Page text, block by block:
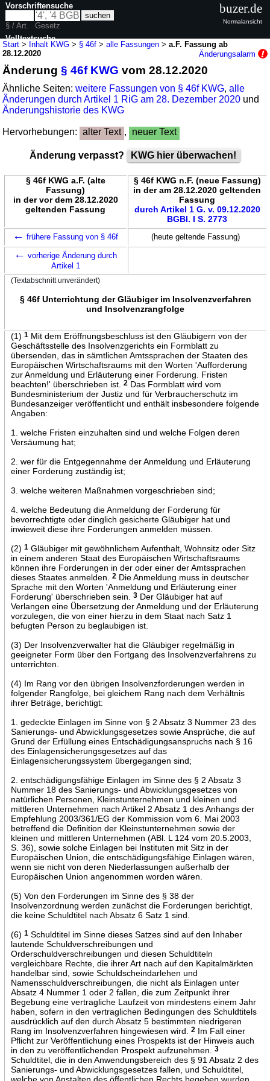
Start > Inhalt KWG > § 46f >alle Fassungen >a.F. Fassung ab
28.12.2020
Änderungsalarm
Änderung§ 46f KWG vom 28.12.2020
Ähnliche Seiten:weitere Fassungen von § 46f KWG,alle
Änderungen durch Artikel 1 RiG am 28. Dezember 2020 und
Änderungshistorie des KWG
Hervorhebungen: alter Text , neuer Text
Änderung verpasst? KWG hier überwachen!
§ 46f KWG a.F. (alte
Fassung)
in der vor dem 28.12.2020
geltenden Fassung
§ 46f KWG n.F. (neue Fassung)
in der am 28.12.2020 geltenden
Fassung
durch Artikel 1 G. v. 09.12.2020
BGBl. I S. 2773
← frühere Fassung von § 46f (heute geltende Fassung)
← vorherige Änderung durch
Artikel 1
(Textabschnitt unverändert)
§ 46f Unterrichtung der Gläubiger im Insolvenzverfahren
und Insolvenzrangfolge
(1) 1Mit dem Eröffnungsbeschluss ist den Gläubigern von der
Geschäftsstelle des Insolvenzgerichts ein Formblatt zu
übersenden, das in sämtlichen Amtssprachen der Staaten des
Europäischen Wirtschaftsraums mit den Worten 'Aufforderung
zur Anmeldung und Erläuterung einer Forderung. Fristen
beachten!' überschrieben ist.
2Das Formblatt wird vom
Bundesministerium der Justiz und für Verbraucherschutz im
Bundesanzeiger veröffentlicht und enthält insbesondere folgende
Angaben:
1. welche Fristen einzuhalten sind und welche Folgen deren
Versäumung hat;
2. wer für die Entgegennahme der Anmeldung und Erläuterung
einer Forderung zuständig ist;
3. welche weiteren Maßnahmen vorgeschrieben sind;
4. welche Bedeutung die Anmeldung der Forderung für
bevorrechtigte oder dinglich gesicherte Gläubiger hat und
inwieweit diese ihre Forderungen anmelden müssen.
(2) 1Gläubiger mit gewöhnlichem Aufenthalt, Wohnsitz oder Sitz
in einem anderen Staat des Europäischen Wirtschaftsraums
können ihre Forderungen in der oder einer der Amtssprachen
dieses Staates anmelden.
2Die Anmeldung muss in deutscher
Sprache mit den Worten 'Anmeldung und Erläuterung einer
Forderung' überschrieben sein.
3Der Gläubiger hat auf
Verlangen eine Übersetzung der Anmeldung und der Erläuterung
vorzulegen, die von einer hierzu in dem Staat nach Satz 1
befugten Person zu beglaubigen ist.
(3) Der Insolvenzverwalter hat die Gläubiger regelmäßig in
geeigneter Form über den Fortgang des Insolvenzverfahrens zu
unterrichten.
(4) Im Rang vor den übrigen Insolvenzforderungen werden in
folgender Rangfolge, bei gleichem Rang nach dem Verhältnis
ihrer Beträge, berichtigt:
1. gedeckte Einlagen im Sinne von § 2 Absatz 3 Nummer 23 des
Sanierungs- und Abwicklungsgesetzes sowie Ansprüche, die auf
Grund der Erfüllung eines Entschädigungsanspruchs nach § 16
des Einlagensicherungsgesetzes auf das
Einlagensicherungssystem übergegangen sind;
2. entschädigungsfähige Einlagen im Sinne des § 2 Absatz 3
Nummer 18 des Sanierungs- und Abwicklungsgesetzes von
natürlichen Personen, Kleinstunternehmen und kleinen und
mittleren Unternehmen nach Artikel 2 Absatz 1 des Anhangs der
Empfehlung 2003/361/EG der Kommission vom 6. Mai 2003
betreffend die Definition der Kleinstunternehmen sowie der
kleinen und mittleren Unternehmen (ABl. L 124 vom 20.5.2003,
S. 36), sowie solche Einlagen bei Instituten mit Sitz in der
Europäischen Union, die entschädigungsfähige Einlagen wären,
wenn sie nicht von deren Niederlassungen außerhalb der
Europäischen Union angenommen worden wären.
(5) Von den Forderungen im Sinne des § 38 der
Insolvenzordnung werden zunächst die Forderungen berichtigt,
die keine Schuldtitel nach Absatz 6 Satz 1 sind.
(6) 1Schuldtitel im Sinne dieses Satzes sind auf den Inhaber
lautende Schuldverschreibungen und
Orderschuldverschreibungen und diesen Schuldtiteln
vergleichbare Rechte, die ihrer Art nach auf den Kapitalmärkten
handelbar sind, sowie Schuldscheindarlehen und
Namensschuldverschreibungen, die nicht als Einlagen unter
Absatz 4 Nummer 1 oder 2 fallen, die zum Zeitpunkt ihrer
Begebung eine vertragliche Laufzeit von mindestens einem Jahr
haben, sofern in den vertraglichen Bedingungen des Schuldtitels
ausdrücklich auf den durch Absatz 5 bestimmten niedrigeren
Rang im Insolvenzverfahren hingewiesen wird.
2Im Fall einer
Pflicht zur Veröffentlichung eines Prospekts ist der Hinweis auch
in den zu veröffentlichenden Prospekt aufzunehmen.
3
Schuldtitel, die in den Anwendungsbereich des § 91 Absatz 2 des
Sanierungs- und Abwicklungsgesetzes fallen, und Schuldtitel,
welche von Anstalten des öffentlichen Rechts begeben wurden,
Vorschriftensuche
§ / Art.
Gesetz
Volltextsuche
buzer.de
Normalansicht